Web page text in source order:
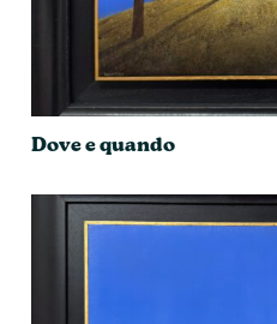
Dove e quando